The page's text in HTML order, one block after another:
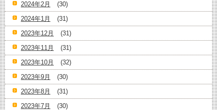
2024年2月
(30)
2024年1月
(31)
2023年12月
(31)
2023年11月
(31)
2023年10月
(32)
2023年9月
(30)
2023年8月
(31)
2023年7月
(30)